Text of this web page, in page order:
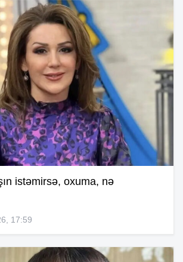
istəmirsə, oxuma, nə
17:59